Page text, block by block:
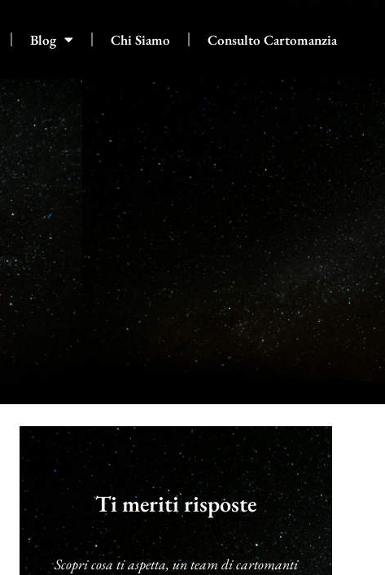
Blog Chi Siamo Consulto Cartomanzia
Ti meriti risposte
Scopri cosa ti aspetta, un team di cartomanti